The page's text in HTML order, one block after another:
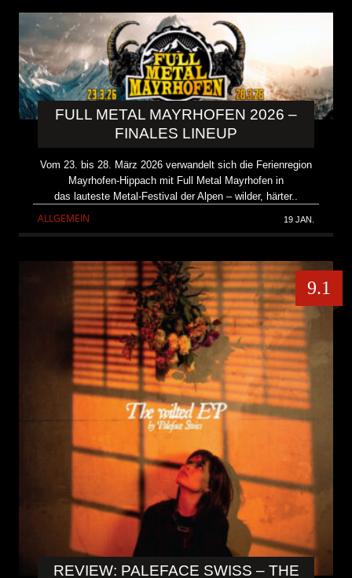
FULL METAL MAYRHOFEN 2026 –
FINALES LINEUP
Vom 23. bis 28. März 2026 verwandelt sich die Ferienregion
Mayrhofen-Hippach mit Full Metal Mayrhofen in
das lauteste Metal-Festival der Alpen – wilder, härter..
ALLGEMEIN 19 JAN.
9.1
REVIEW: PALEFACE SWISS – THE